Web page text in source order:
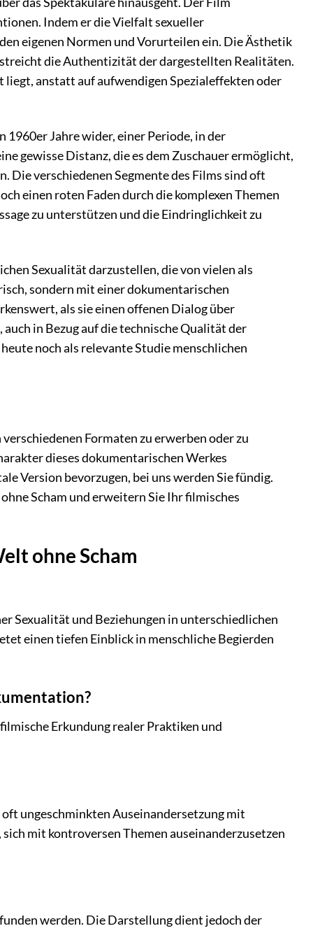
Indem er die Vielfalt sexueller
eigenen Normen und Vorurteilen ein. Die Ästhetik
die Authentizität der dargestellten Realitäten.
liegt, anstatt auf aufwendigen Spezialeffekten oder
Jahre wider, einer Periode, in der
gewisse Distanz, die es dem Zuschauer ermöglicht,
Die verschiedenen Segmente des Films sind oft
einen roten Faden durch die komplexen Themen
zu unterstützen und die Eindringlichkeit zu
Sexualität darzustellen, die von vielen als
sondern mit einer dokumentarischen
als sie einen offenen Dialog über
in Bezug auf die technische Qualität der
noch als relevante Studie menschlichen
Formaten zu erwerben oder zu
dieses dokumentarischen Werkes
Version bevorzugen, bei uns werden Sie fündig.
Scham und erweitern Sie Ihr filmisches
ohne Scham
Sexualität und Beziehungen in unterschiedlichen
einen tiefen Einblick in menschliche Begierden
Erkundung realer Praktiken und
ungeschminkten Auseinandersetzung mit
mit kontroversen Themen auseinanderzusetzen
werden. Die Darstellung dient jedoch der